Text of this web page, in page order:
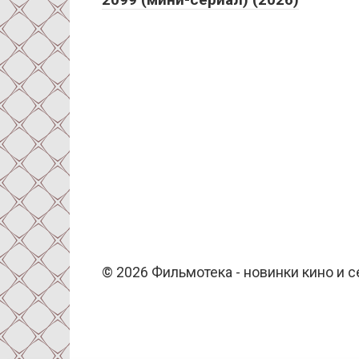
© 2026 Фильмотека - новинки кино и